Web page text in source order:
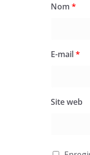
Nom *
E-mail*
Site web